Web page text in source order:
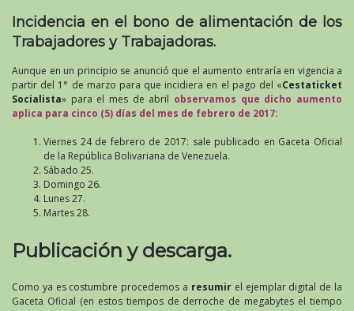
Incidencia en el bono de alimentación de los
Trabajadores y Trabajadoras.
Aunque en un principio se anunció que el aumento entraría en vigencia a
partir del 1° de marzo para que incidiera en el pago del «Cestaticket
Socialista» para el mes de abril observamos que dicho aumento
aplica para cinco (5) días del mes de febrero de 2017:
Viernes 24 de febrero de 2017: sale publicado en Gaceta Oficial
de la República Bolivariana de Venezuela.
Sábado 25.
Domingo 26.
Lunes 27.
Martes 28.
Publicación y descarga.
Como ya es costumbre procedemos a resumir el ejemplar digital de la
Gaceta Oficial (en estos tiempos de derroche de megabytes el tiempo